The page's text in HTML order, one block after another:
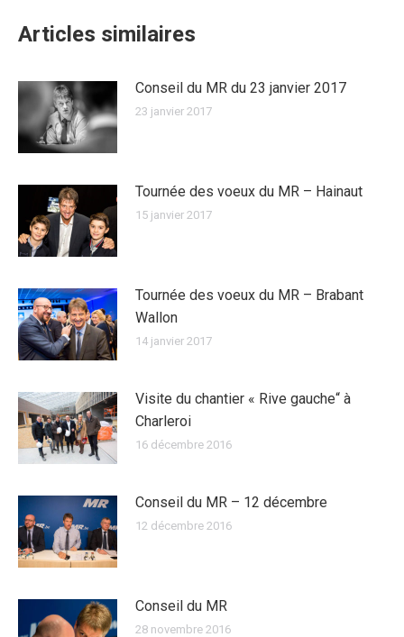
Articles similaires
Conseil du MR du 23 janvier 2017
23 janvier 2017
Tournée des voeux du MR – Hainaut
15 janvier 2017
Tournée des voeux du MR – Brabant
Wallon
14 janvier 2017
Visite du chantier « Rive gauche“ à
Charleroi
16 décembre 2016
Conseil du MR – 12 décembre
12 décembre 2016
Conseil du MR
28 novembre 2016